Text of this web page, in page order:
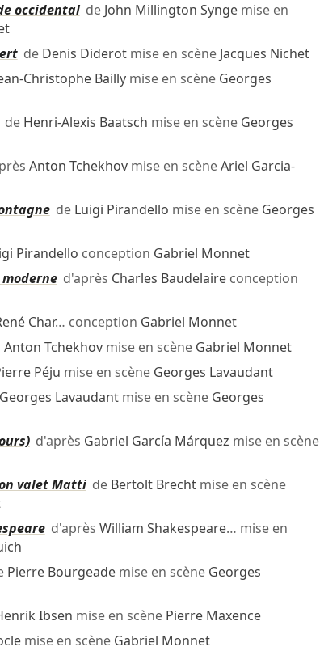
occidentalde John Millington Syngemise en
de Denis Diderotmise en scène Jacques Nichet
Christophe Baillymise en scène Georges
Henri-Alexis Baatsch mise en scène Georges
Anton Tchekhovmise en scèneAriel Garcia-
de Luigi Pirandello mise en scène Georges
Pirandello conception Gabriel Monnet
d'après Charles Baudelaireconception
Char… conception Gabriel Monnet
Anton Tchekhovmise en scène Gabriel Monnet
Péju mise en scène Georges Lavaudant
Georges Lavaudantmise en scène Georges
d'après Gabriel García Márquez mise en scène
valet Mattide Bertolt Brechtmise en scène
d'après William Shakespeare… mise en
Pierre Bourgeademise en scène Georges
Ibsen mise en scène Pierre Maxence
mise en scène Gabriel Monnet